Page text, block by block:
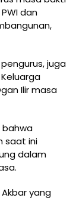
dan
juga
Ilir masa
bahwa
saat ini
dalam
yang